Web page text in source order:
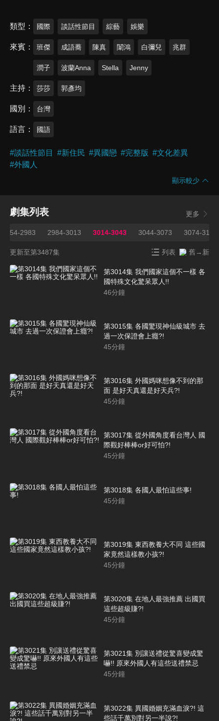
類型 國際 談話性節目 綜藝 娛樂
來賓 班傑 成語蕎 陳真 闈鴻 白彌兒 兆群
潤子 波蘭Anna Stella Jenny
主持 莎莎 郭彥均
國別 台灣
語言 國語
#談話性節目 #新住民 #異國戀 #完整版 #文化差異
#外國人
顯示較少
劇集列表 更多
2954-2983 2984-3013 3014-3043 3044-3073 3074-3103
更新至第3487集 列表 舊→新
第3014集 我們國家這個不一樣 各
國特殊文化驚呆眾人!!
46分鐘
第3015集 各國驚現神仙級城市 去
過一次保證會上癮?!
45分鐘
第3016集 外國媽咪想像不到的那
面 是好天真還是好天兵?!
45分鐘
第3017集 從外國角度看台灣人 國
際觀好棒棒or好可怕?!
45分鐘
第3018集 各國人最怕這些事!
45分鐘
第3019集 東西教養大不同 這些國
家竟然這樣教小孩?!
45分鐘
第3020集 在地人最強推薦 出國買
這些超級賺?!
45分鐘
第3021集 別讓送禮從驚喜變成驚
嚇!! 原來外國人有這些送禮禁忌
45分鐘
第3022集 異國婚姻充滿血淚?! 這
些話千萬別對另一半說?!